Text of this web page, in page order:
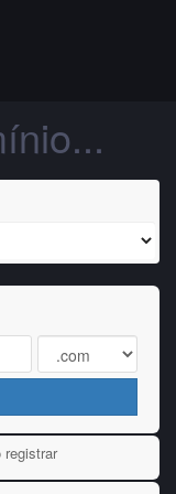
registrar